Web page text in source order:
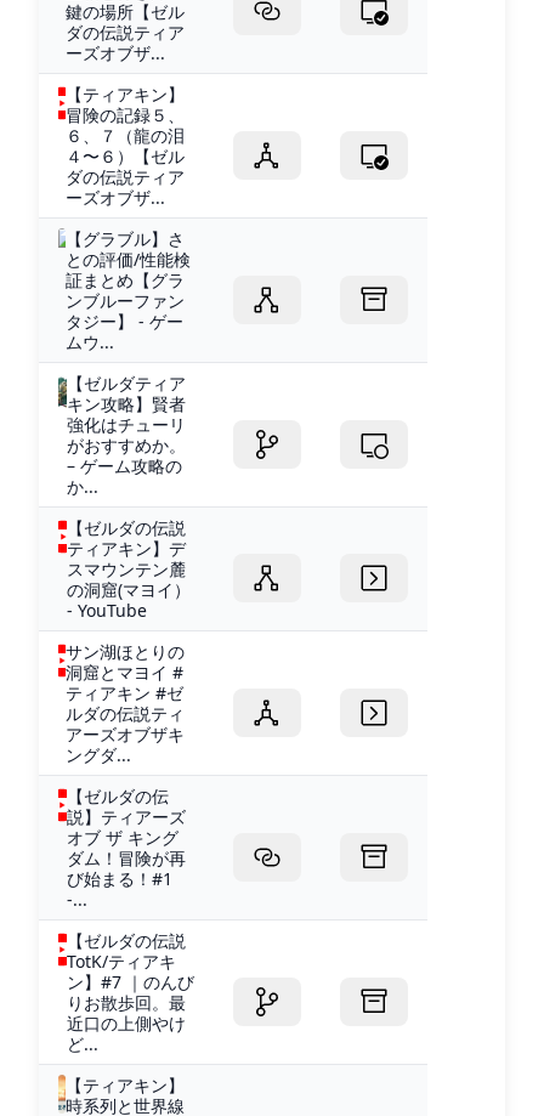
鍵の場所【ゼル
ダの伝説ティア
ーズオブザ...
【ティアキン】
冒険の記録５、
６、７（龍の泪
４〜６）【ゼル
ダの伝説ティア
ーズオブザ...
【グラブル】さ
との評価/性能検
証まとめ【グラ
ンブルーファン
タジー】 - ゲー
ムウ...
【ゼルダティア
キン攻略】賢者
強化はチューリ
がおすすめか。
– ゲーム攻略の
か...
【ゼルダの伝説
ティアキン】デ
スマウンテン麓
の洞窟(マヨイ）
- YouTube
サン湖ほとりの
洞窟とマヨイ #
ティアキン #ゼ
ルダの伝説ティ
アーズオブザキ
ングダ...
【ゼルダの伝
説】ティアーズ
オブ ザ キング
ダム！冒険が再
び始まる！#1
-...
【ゼルダの伝説
TotK/ティアキ
ン】#7 ｜のんび
りお散歩回。最
近口の上側やけ
ど...
【ティアキン】
時系列と世界線